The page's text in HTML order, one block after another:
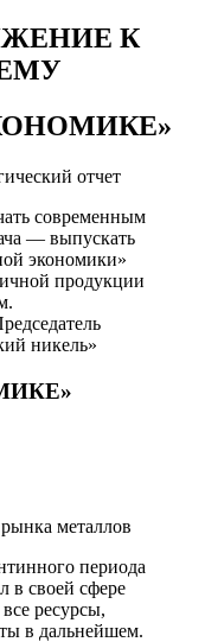
К
отчет
современным
— выпускать
экономики»
продукции
никель»
металлов
периода
в своей сфере
ресурсы,
в дальнейшем.